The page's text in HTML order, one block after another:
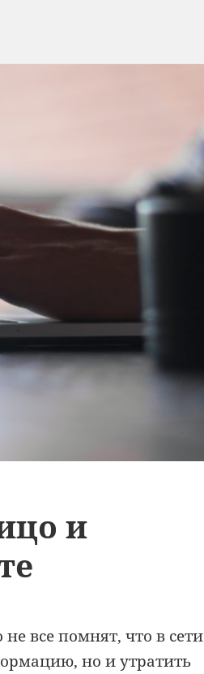
и
все помнят, что в сети
но и утратить